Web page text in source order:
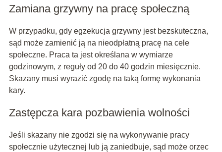
Zamiana grzywny na pracę społeczną
W przypadku, gdy egzekucja grzywny jest bezskuteczna,
sąd może zamienić ją na nieodpłatną pracę na cele
społeczne. Praca ta jest określana w wymiarze
godzinowym, z reguły od 20 do 40 godzin miesięcznie.
Skazany musi wyrazić zgodę na taką formę wykonania
kary.
Zastępcza kara pozbawienia wolności
Jeśli skazany nie zgodzi się na wykonywanie pracy
społecznie użytecznej lub ją zaniedbuje, sąd może orzec